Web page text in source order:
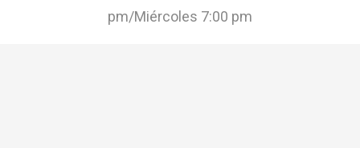
pm/Miércoles 7:00 pm